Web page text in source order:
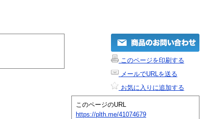
このページを印刷する
メールでURLを送る
お気に入りに追加する
このページのURL
https://plth.me/41074679